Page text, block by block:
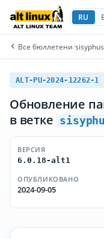
RU
Все бюллетени/
ALT-PU-2024-12262-1
Обновление
в ветке
ВЕРСИЯ
6.0.18-alt1
ОПУБЛИКОВАНО
2024-09-05